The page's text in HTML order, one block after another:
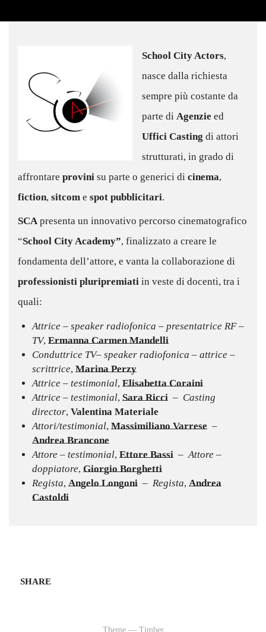
School City Actors,
nasce dalla richiesta
sempre più costante da
parte di Agenzie ed
Uffici Casting di attori
strutturati, in grado di
affrontare provini su parte o generici di cinema,
fiction, sitcom e spot pubblicitari.
SCA presenta un innovativo percorso cinematografico
“School City Academy”, finalizzato a creare le
fondamenta dell’attore, e vanta la collaborazione di
professionisti pluripremiati in veste di docenti, tra i
quali:
Attrice – speaker radiofonica – presentatrice RF –
TV, Ermanna Carmen Mandelli
Conduttrice TV– speaker radiofonica – attrice –
scrittrice, Marina Perzy
Attrice – testimonial, Elisabetta Coraini
Attrice – testimonial, Sara Ricci – Casting
director, Valentina Materiale
Attori/testimonial, Massimiliano Varrese –
Andrea Brancone
Attore – testimonial, Ettore Bassi – Attore –
doppiatore, Giorgio Borghetti
Regista, Angelo Longoni – Regista, Andrea
Castoldi
SHARE
Theme — Timber